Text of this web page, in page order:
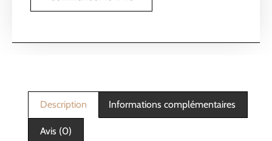
Description Informations complémentaires
Avis (0)